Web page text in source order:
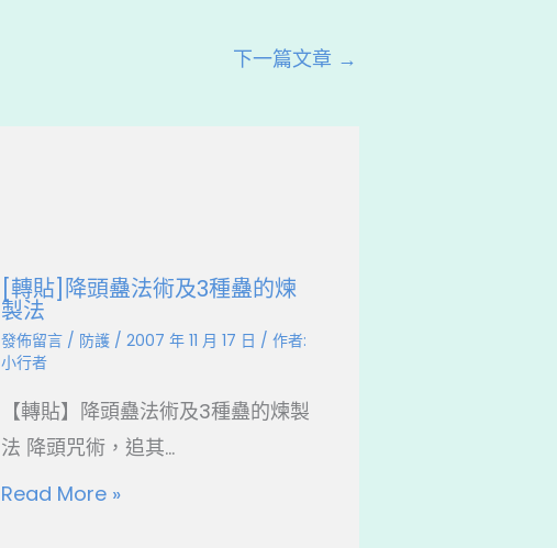
下一篇文章 →
[轉貼]降頭蠱法術及3種蠱的煉
製法
發佈留言 / 防護/ 2007 年 11 月 17 日 / 作者:
小行者
【轉貼】降頭蠱法術及3種蠱的煉製
法 降頭咒術，追其...
Read More »